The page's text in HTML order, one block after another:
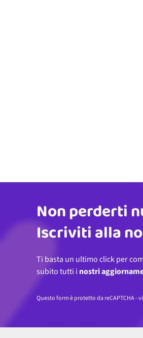
Indirizzo email
Non perderti
Iscriviti alla
Ti basta un ultimo click per
subito tutti i nostri
Questo form è protetto da reCAPTCHA -